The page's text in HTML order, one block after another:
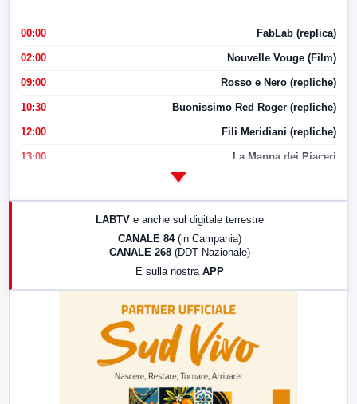
00:00 FabLab (replica)
02:00 Nouvelle Vouge (Film)
09:00 Rosso e Nero (repliche)
10:30 Buonissimo Red Roger (repliche)
12:00 Fili Meridiani (repliche)
13:00 La Mappa dei Piaceri
LABTV e anche sul digitale terrestre
CANALE 84 (in Campania)
CANALE 268 (DDT Nazionale)
E sulla nostra APP